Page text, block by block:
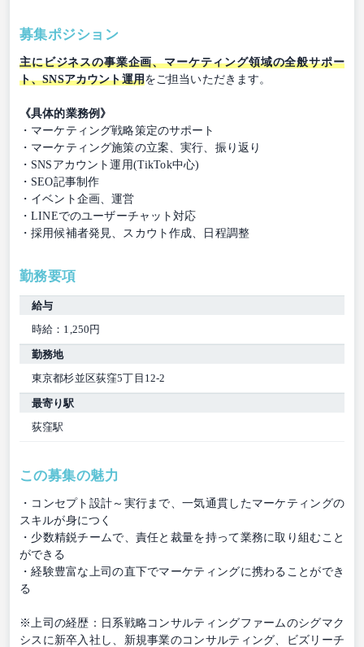
募集ポジション
主にビジネスの事業企画、マーケティング領域の全般サポー
ト、SNSアカウント運用をご担当いただきます。
《具体的業務例》
・マーケティング戦略策定のサポート
・マーケティング施策の立案、実行、振り返り
・SNSアカウント運用(TikTok中心)
・SEO記事制作
・イベント企画、運営
・LINEでのユーザーチャット対応
・採用候補者発見、スカウト作成、日程調整
勤務要項
給与
時給：1,250円
勤務地
東京都杉並区荻窪5丁目12-2
最寄り駅
荻窪駅
この募集の魅力
・コンセプト設計～実行まで、一気通貫したマーケティングの
スキルが身につく
・少数精鋭チームで、責任と裁量を持って業務に取り組むこと
ができる
・経験豊富な上司の直下でマーケティングに携わることができ
る
※上司の経歴：日系戦略コンサルティングファームのシグマク
シスに新卒入社し、新規事業のコンサルティング、ビズリーチ